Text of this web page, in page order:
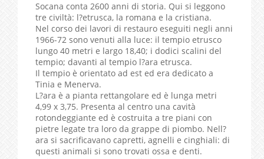
Socana conta 2600 anni di storia. Qui si leggono
tre civiltà: l?etrusca, la romana e la cristiana.
Nel corso dei lavori di restauro eseguiti negli anni
1966-72 sono venuti alla luce: il tempio etrusco
lungo 40 metri e largo 18,40; i dodici scalini del
tempio; davanti al tempio l?ara etrusca.
Il tempio è orientato ad est ed era dedicato a
Tinia e Menerva.
L?ara è a pianta rettangolare ed è lunga metri
4,99 x 3,75. Presenta al centro una cavità
rotondeggiante ed è costruita a tre piani con
pietre legate tra loro da grappe di piombo. Nell?
ara si sacrificavano capretti, agnelli e cinghiali: di
questi animali si sono trovati ossa e denti.